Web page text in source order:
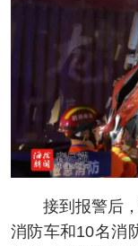
接到报警后，
消防车和10名消